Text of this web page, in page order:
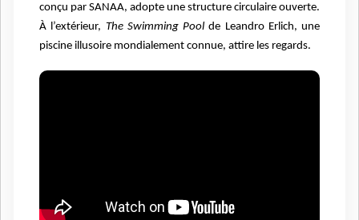
conçu par SANAA, adopte une structure circulaire ouverte.
À l’extérieur, The Swimming Pool de Leandro Erlich, une
piscine illusoire mondialement connue, attire les regards.